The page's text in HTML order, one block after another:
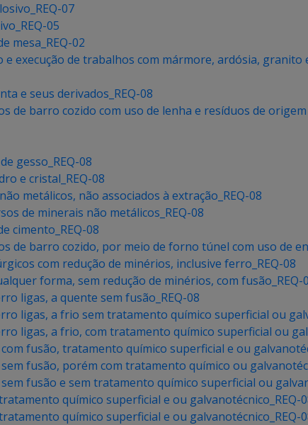
07
05
mesa_REQ-02
execução de trabalhos com mármore, ardósia, granito
e seus derivados_REQ-08
de barro cozido com uso de lenha e resíduos de origem
gesso_REQ-08
e cristal_REQ-08
metálicos, não associados à extração_REQ-08
de minerais não metálicos_REQ-08
cimento_REQ-08
de barro cozido, por meio de forno túnel com uso de
com redução de minérios, inclusive ferro_REQ-08
forma, sem redução de minérios, com fusão_REQ-
ligas, a quente sem fusão_REQ-08
ligas, a frio sem tratamento químico superficial ou
ligas, a frio, com tratamento químico superficial ou
fusão, tratamento químico superficial e ou
fusão, porém com tratamento químico ou
fusão e sem tratamento químico superficial ou
químico superficial e ou galvanotécnico_REQ-
químico superficial e ou galvanotécnico_REQ-